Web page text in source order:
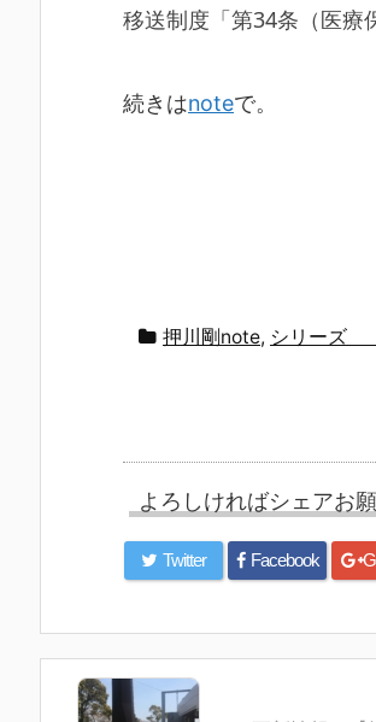
移送制度「第34条（医療
続きはnoteで。
押川剛note, シリーズ
よろしければシェアお
Twitter Facebook